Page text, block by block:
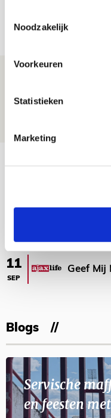
Noodzakelijk
Voorkeuren
Statistieken
Marketing
08 AUGUSTUS 2026 - 11:34
Spelen bij
11
SEP
Geef
Blogs
Servische
en feesten